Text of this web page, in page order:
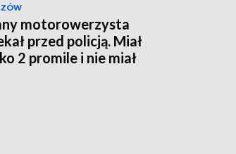
motorowerzysta
przed policją. Miał
2 promile i nie miał